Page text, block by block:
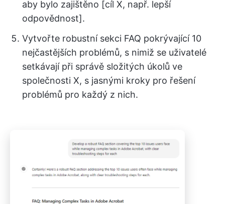
aby bylo zajištěno [cíl X, např. lepší
odpovědnost].
Vytvořte robustní sekci FAQ pokrývající 10
nejčastějších problémů, s nimiž se uživatelé
setkávají při správě složitých úkolů ve
společnosti X, s jasnými kroky pro řešení
problémů pro každý z nich.